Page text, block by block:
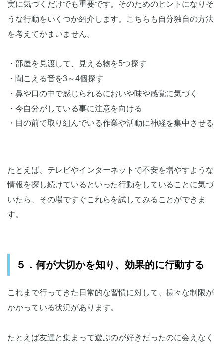
実に気づくだけでも重要です。そのためのヒントになりそ
うな行動をいくつか紹介します。こちらも自分独自の方法
を考えてかまいません。
・部屋を見渡して、見える物を5つ探す
・聞こえる音を3～4個探す
・鼻や口の中で感じられるにおいや味や感覚に気づく
・今自分がしている事に注意を向ける
・目の前で取り組んでいる作業や活動に神経を集中させる
たとえば、テレビやインターネットで不安を増やすような
情報を探し続けているといった行動をしていることに気づ
いたら、その場ですぐこれらを試してみることができま
す。
５．何が大切かを知り、効果的に行動する
これまで行ってきた日常的な習慣に対して、様々な制限が
かかっている状況があります。
たとえば友達と集まって遊ぶのが好きだったのに会えなく